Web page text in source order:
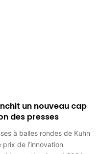
un nouveau cap
des presses
à balles rondes de Kuhn
de l’innovation